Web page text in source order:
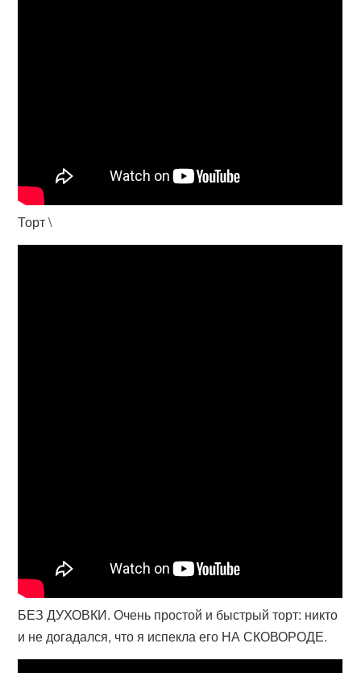
Торт \
БЕЗ ДУХОВКИ. Очень простой и быстрый торт: никто
и не догадался, что я испекла его НА СКОВОРОДЕ.